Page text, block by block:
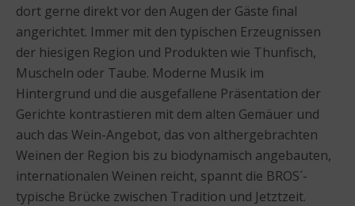
dort gerne direkt vor den Augen der Gäste final
angerichtet. Immer mit den typischen Erzeugnissen
der hiesigen Region und Produkten wie Thunfisch,
Muscheln oder Taube. Moderne Musik im
Hintergrund und die ausgefallene Präsentation der
Gerichte kontrastieren mit dem alten Gemäuer und
auch das Wein-Angebot, das von althergebrachten
Weinen der Region bis zu biodynamisch angebauten,
internationalen Weinen reicht, spannt die BROS´-
typische Brücke zwischen Tradition und Jetztzeit.